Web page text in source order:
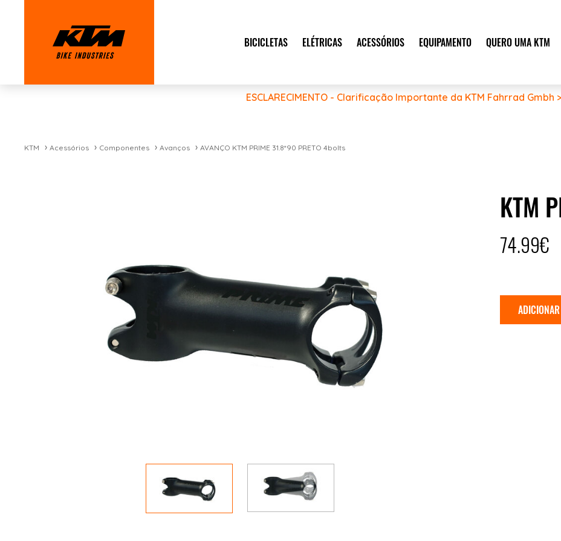
BICICLETAS ELÉTRICAS ACESSÓRIOS EQUIPAMENTO QUERO UMA KTM
ESCLARECIMENTO - Clarificação Importante da KTM Fahrrad Gmbh
KTM Acessórios Componentes Avanços AVANÇO KTM PRIME 31.8*90 PRETO 4bolts
KTM
74.99€